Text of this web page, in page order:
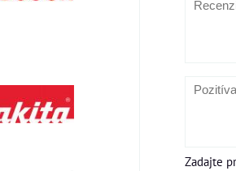
Zadajte